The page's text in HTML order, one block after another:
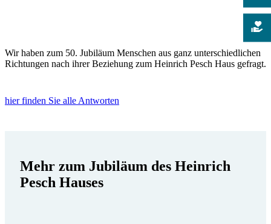
Wir haben zum 50. Jubiläum Menschen aus ganz unterschiedlichen
Richtungen nach ihrer Beziehung zum Heinrich Pesch Haus gefragt.
hier finden Sie alle Antworten
Mehr zum Jubiläum des Heinrich
Pesch Hauses